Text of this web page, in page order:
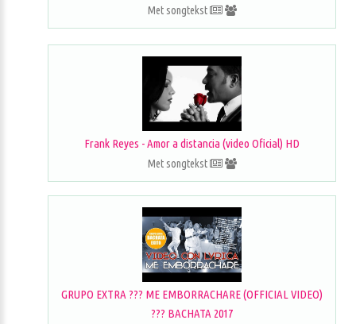
Met songtekst
Frank Reyes - Amor a distancia (video Oficial) HD
Met songtekst
GRUPO EXTRA ??? ME EMBORRACHARE (OFFICIAL VIDEO)
??? BACHATA 2017